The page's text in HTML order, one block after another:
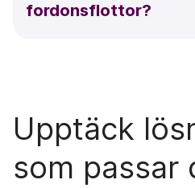
fordonsflottor?
Upptäck
som passar